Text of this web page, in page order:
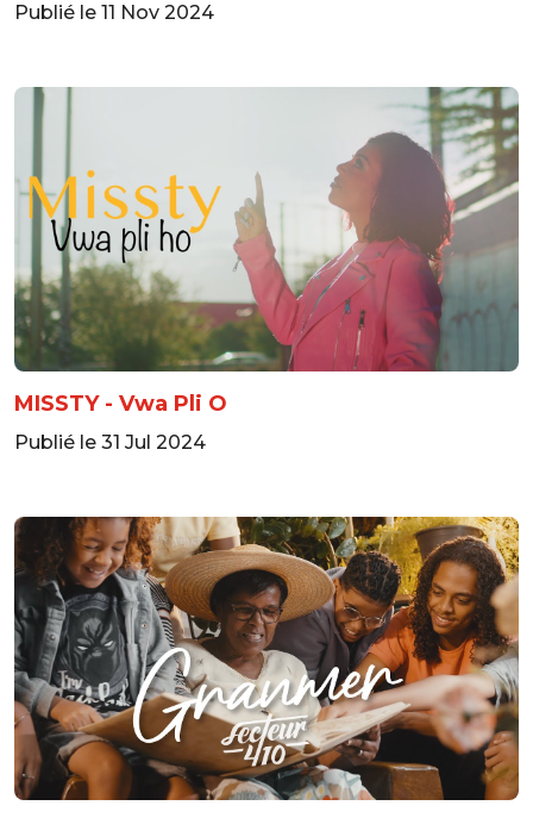
Publié le 11 Nov 2024
MISSTY - Vwa Pli O
Publié le 31 Jul 2024